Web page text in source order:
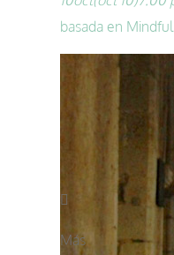
basada en
Más